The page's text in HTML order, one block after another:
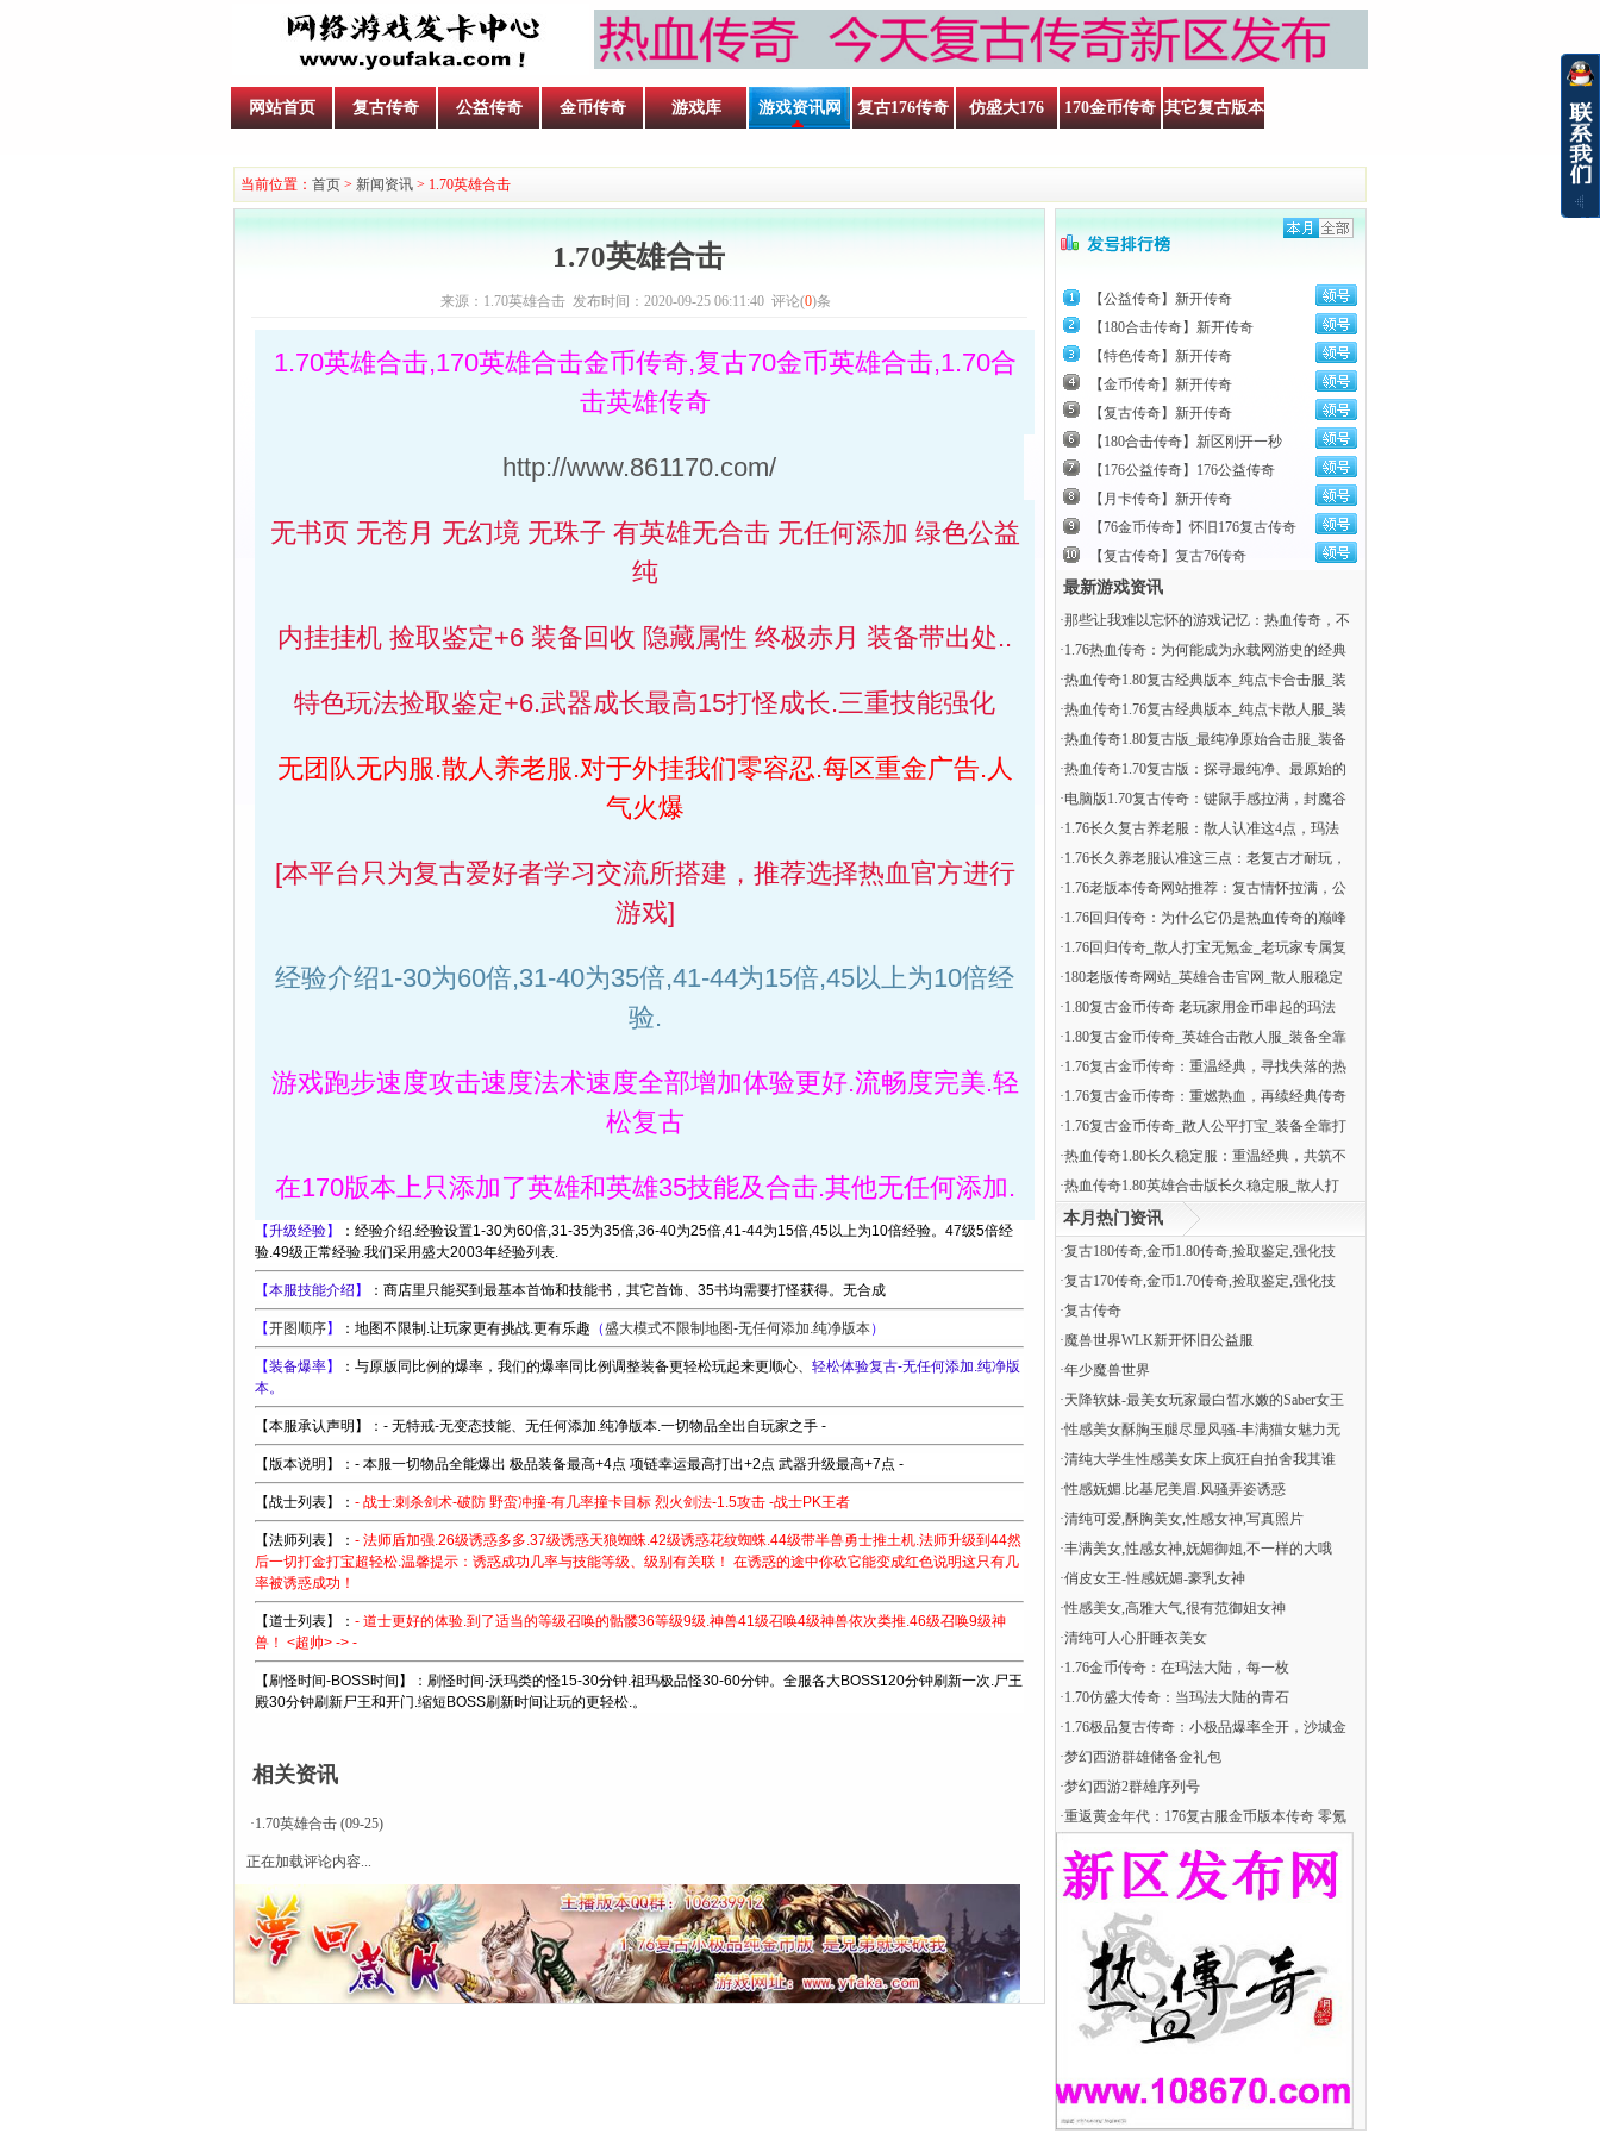
网站首页 复古传奇 公益传奇 金币传奇 游戏库 游戏资讯网 复古176传奇 仿盛大176 170金币传奇 其它复古版本
当前位置： 首页 > 新闻资讯 > 1.70英雄合击
1.70英雄合击
来源：1.70英雄合击 发布时间：2020-09-25 06:11:40 评论(0)条
1.70英雄合击,170英雄合击金币传奇,复古70金币英雄合击,1.70合
击英雄传奇
http://www.861170.com/
无书页 无苍月 无幻境 无珠子 有英雄无合击 无任何添加 绿色公益
纯
内挂挂机 捡取鉴定+6 装备回收 隐藏属性 终极赤月 装备带出处..
特色玩法捡取鉴定+6.武器成长最高15打怪成长.三重技能强化
无团队无内服.散人养老服.对于外挂我们零容忍.每区重金广告.人
气火爆
[本平台只为复古爱好者学习交流所搭建，推荐选择热血官方进行
游戏]
经验介绍1-30为60倍,31-40为35倍,41-44为15倍,45以上为10倍经
验.
游戏跑步速度攻击速度法术速度全部增加体验更好.流畅度完美.轻
松复古
在170版本上只添加了英雄和英雄35技能及合击.其他无任何添加.
【升级经验】
：经验介绍.经验设置1-30为60倍,31-35为35倍,36-40为25倍,41-44为15倍,45以上为10倍经验。47级5倍经
验.49级正常经验.我们采用盛大2003年经验列表.
【本服技能介绍 】 ：商店里只能买到最基本首饰和技能书，其它首饰、35书均需要打怪获得。无合成
【开图顺序】 ：地图不限制.让玩家更有挑战.更有乐趣 （盛大模式不限制地图-无任何添加.纯净版本）
【装备爆率】 ：与原版同比例的爆率，我们的爆率同比例调整装备更轻松玩起来更顺心、 轻松体验复古-无任何添加.纯净版
本。
【本服承认声明】：- 无特戒-无变态技能、无任何添加.纯净版本.一切物品全出自玩家之手 -
【版本说明】：- 本服一切物品全能爆出 极品装备最高+4点 项链幸运最高打出+2点 武器升级最高+7点 -
【战士列表】： - 战士:刺杀剑术-破防 野蛮冲撞-有几率撞卡目标 烈火剑法-1.5攻击 -战士PK王者
【法师列表】： - 法师盾加强.26级诱惑多多.37级诱惑天狼蜘蛛.42级诱惑花纹蜘蛛.44级带半兽勇士推土机.法师升级到44然
后一切打金打宝超轻松.温馨提示：诱惑成功几率与技能等级、级别有关联！ 在诱惑的途中你砍它能变成红色说明这只有几
率被诱惑成功！
【道士列表】： - 道士更好的体验.到了适当的等级召唤的骷髅36等级9级.神兽41级召唤4级神兽依次类推.46级召唤9级神
兽！ <超帅> -> -
【刷怪时间-BOSS时间】：刷怪时间-沃玛类的怪15-30分钟.祖玛极品怪30-60分钟。全服各大BOSS120分钟刷新一次.尸王
殿30分钟刷新尸王和开门.缩短BOSS刷新时间让玩的更轻松.。
相关资讯
·1.70英雄合击 (09-25)
正在加载评论内容...
【公益传奇】新开传奇
【180合击传奇】新开传奇
【特色传奇】新开传奇
【金币传奇】新开传奇
【复古传奇】新开传奇
【180合击传奇】新区刚开一秒
【176公益传奇】176公益传奇
【月卡传奇】新开传奇
【76金币传奇】怀旧176复古传奇
【复古传奇】复古76传奇
最新游戏资讯
·那些让我难以忘怀的游戏记忆：热血传奇，不
·1.76热血传奇：为何能成为永载网游史的经典
·热血传奇1.80复古经典版本_纯点卡合击服_装
·热血传奇1.76复古经典版本_纯点卡散人服_装
·热血传奇1.80复古版_最纯净原始合击服_装备
·热血传奇1.70复古版：探寻最纯净、最原始的
·电脑版1.70复古传奇：键鼠手感拉满，封魔谷
·1.76长久复古养老服：散人认准这4点，玛法
·1.76长久养老服认准这三点：老复古才耐玩，
·1.76老版本传奇网站推荐：复古情怀拉满，公
·1.76回归传奇：为什么它仍是热血传奇的巅峰
·1.76回归传奇_散人打宝无氪金_老玩家专属复
·180老版传奇网站_英雄合击官网_散人服稳定
·1.80复古金币传奇 老玩家用金币串起的玛法
·1.80复古金币传奇_英雄合击散人服_装备全靠
·1.76复古金币传奇：重温经典，寻找失落的热
·1.76复古金币传奇：重燃热血，再续经典传奇
·1.76复古金币传奇_散人公平打宝_装备全靠打
·热血传奇1.80长久稳定服：重温经典，共筑不
·热血传奇1.80英雄合击版长久稳定服_散人打
本月热门资讯
·复古180传奇,金币1.80传奇,捡取鉴定,强化技
·复古170传奇,金币1.70传奇,捡取鉴定,强化技
·复古传奇
·魔兽世界WLK新开怀旧公益服
·年少魔兽世界
·天降软妹-最美女玩家最白皙水嫩的Saber女王
·性感美女酥胸玉腿尽显风骚-丰满猫女魅力无
·清纯大学生性感美女床上疯狂自拍舍我其谁
·性感妩媚.比基尼美眉.风骚弄姿诱惑
·清纯可爱,酥胸美女,性感女神,写真照片
·丰满美女,性感女神,妩媚御姐,不一样的大哦
·俏皮女王-性感妩媚-豪乳女神
·性感美女,高雅大气,很有范御姐女神
·清纯可人心肝睡衣美女
·​1.76金币传奇：在玛法大陆，每一枚
·​1.70仿盛大传奇：当玛法大陆的青石
·1.76极品复古传奇：小极品爆率全开，沙城金
·梦幻西游群雄储备金礼包
·梦幻西游2群雄序列号
·重返黄金年代：176复古服金币版本传奇 零氪